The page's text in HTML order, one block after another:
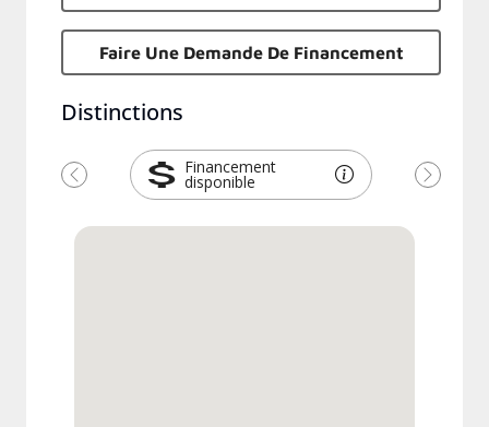
Faire Une Demande De Financement
Distinctions
Financement
disponible
Précédent Suivant